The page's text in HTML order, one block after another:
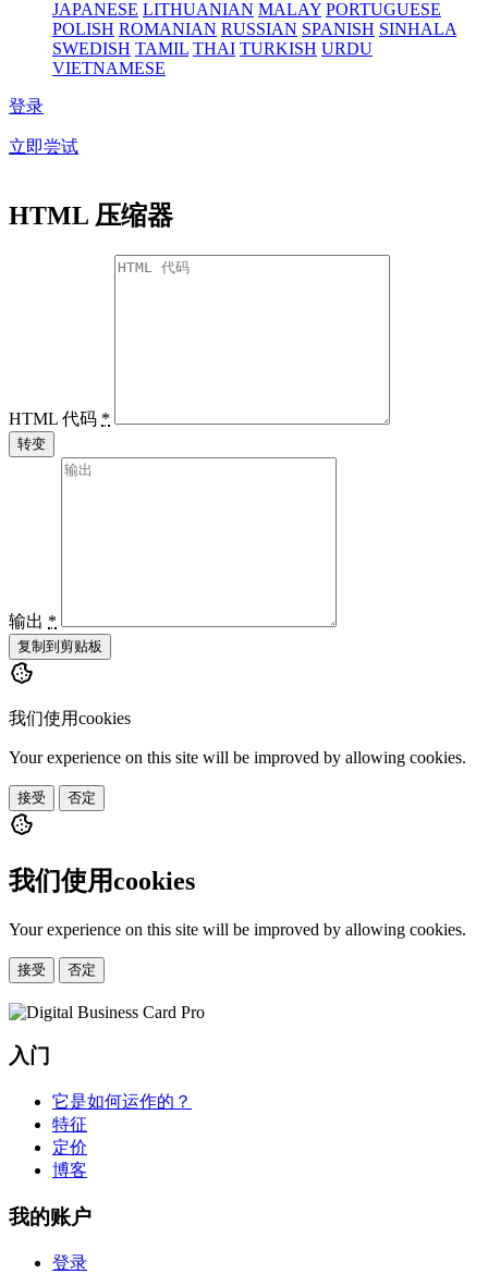
JAPANESE LITHUANIAN MALAY PORTUGUESE
POLISH ROMANIAN RUSSIAN SPANISH SINHALA
SWEDISH TAMIL THAI TURKISH URDU
VIETNAMESE
登录
立即尝试
HTML 压缩器
HTML 代码 *
转变
输出 *
复制到剪贴板
我们使用cookies
Your experience on this site will be improved by allowing cookies.
接受 否定
我们使用cookies
Your experience on this site will be improved by allowing cookies.
接受 否定
入门
它是如何运作的？
特征
定价
博客
我的账户
登录